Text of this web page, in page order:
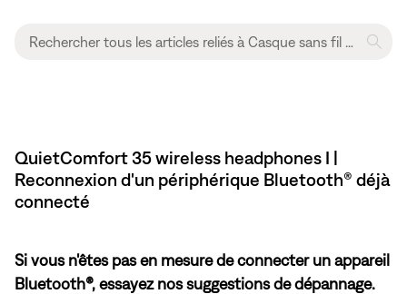
QuietComfort 35 wireless headphones I |
Reconnexion d'un périphérique Bluetooth® déjà
connecté
Si vous n'êtes pas en mesure de connecter un appareil
Bluetooth®, essayez nos suggestions de dépannage.